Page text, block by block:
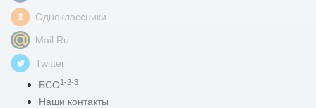
Одноклассники
Mail.Ru
Twitter
БСО1-2-3
Наши контакты